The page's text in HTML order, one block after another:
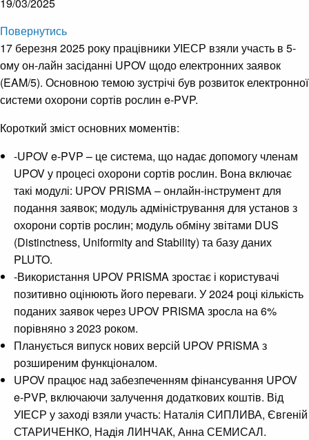
Повернутись
17 березня 2025 року працівники УІЕСР взяли участь в 5-
ому он-лайн засіданні UPOV щодо електронних заявок
(EAM/5). Основною темою зустрічі був розвиток електронної
системи охорони сортів рослин e-PVP.
Короткий зміст основних моментів:
-UPOV e-PVP – це система, що надає допомогу членам
UPOV у процесі охорони сортів рослин. Вона включає
такі модулі: UPOV PRISMA – онлайн-інструмент для
подання заявок; модуль адміністрування для установ з
охорони сортів рослин; модуль обміну звітами DUS
(Distinctness, Uniformity and Stability) та базу даних
PLUTO.
-Використання UPOV PRISMA зростає і користувачі
позитивно оцінюють його переваги. У 2024 році кількість
поданих заявок через UPOV PRISMA зросла на 6%
порівняно з 2023 роком.
Планується випуск нових версій UPOV PRISMA з
розширеним функціоналом.
UPOV працює над забезпеченням фінансування UPOV
e-PVP, включаючи залучення додаткових коштів. Від
УІЕСР у заході взяли участь: Наталія СИПЛИВА, Євгеній
СТАРИЧЕНКО, Надія ЛИНЧАК, Анна СЕМИСАЛ.